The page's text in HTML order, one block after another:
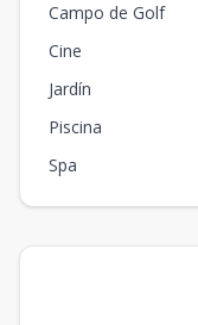
Campo de Golf
Cine
Jardín
Piscina
Spa